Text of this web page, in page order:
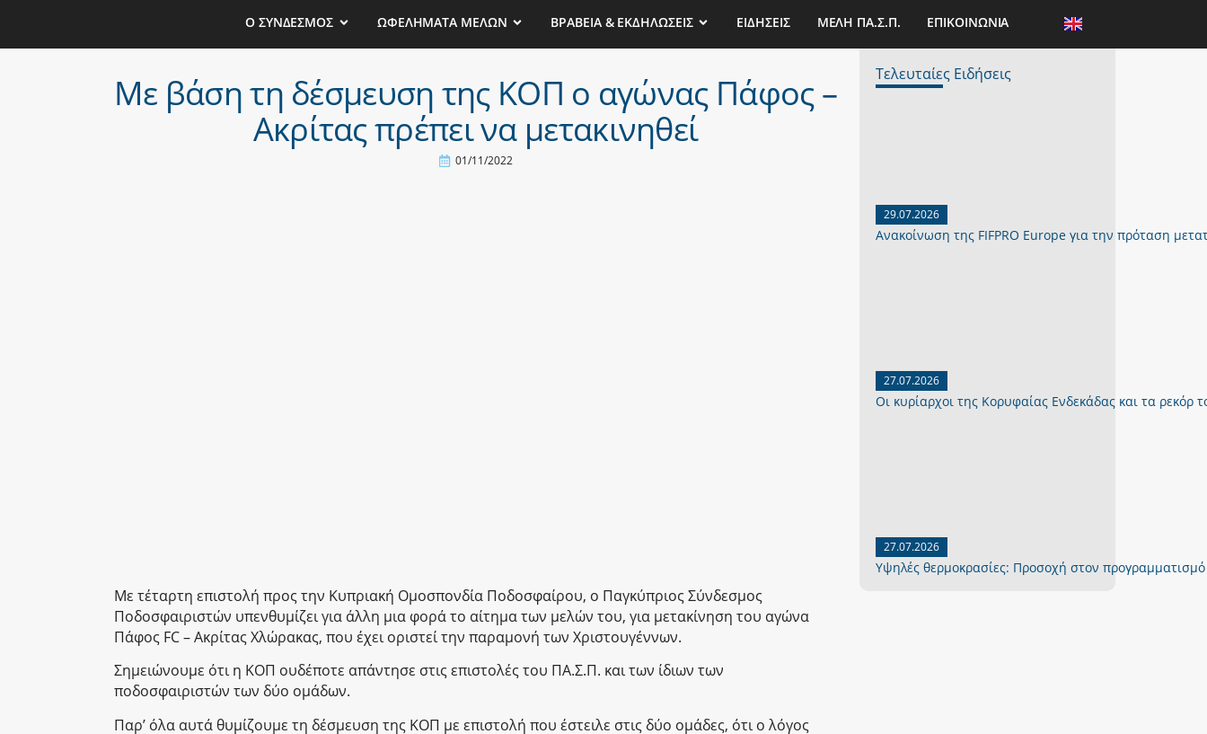
Ο ΣΥΝΔΕΣΜΟΣ ΩΦΕΛΗΜΑΤΑ ΜΕΛΩΝ ΒΡΑΒΕΙΑ & ΕΚΔΗΛΩΣΕΙΣ ΕΙΔΗΣΕΙΣ ΜΕΛΗ ΠΑ.Σ.Π. ΕΠΙΚΟΙΝΩΝΙΑ
Με βάση τη δέσμευση της ΚΟΠ ο αγώνας Πάφος –
Ακρίτας πρέπει να μετακινηθεί
01/11/2022
Με τέταρτη επιστολή προς την Κυπριακή Ομοσπονδία Ποδοσφαίρου, ο Παγκύπριος Σύνδεσμος
Ποδοσφαιριστών υπενθυμίζει για άλλη μια φορά το αίτημα των μελών του, για μετακίνηση του αγώνα
Πάφος FC – Ακρίτας Χλώρακας, που έχει οριστεί την παραμονή των Χριστουγέννων.
Σημειώνουμε ότι η ΚΟΠ ουδέποτε απάντησε στις επιστολές του ΠΑ.Σ.Π. και των ίδιων των
ποδοσφαιριστών των δύο ομάδων.
Παρ’ όλα αυτά θυμίζουμε τη δέσμευση της ΚΟΠ με επιστολή που έστειλε στις δύο ομάδες, ότι ο λόγος
Τελευταίες Ειδήσεις
29.07.2026
Ανακοίνωση της FIFPRO Europe για την πρόταση
27.07.2026
Οι κυρίαρχοι της Κορυφαίας Ενδεκάδας και τα ρεκόρ
27.07.2026
Yψηλές θερμοκρασίες: Προσοχή στον